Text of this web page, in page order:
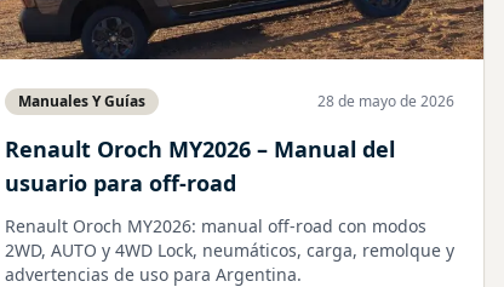
Manuales Y Guías 28 de mayo de 2026
Renault Oroch MY2026 – Manual del
usuario para off-road
Renault Oroch MY2026: manual off-road con modos
2WD, AUTO y 4WD Lock, neumáticos, carga, remolque y
advertencias de uso para Argentina.